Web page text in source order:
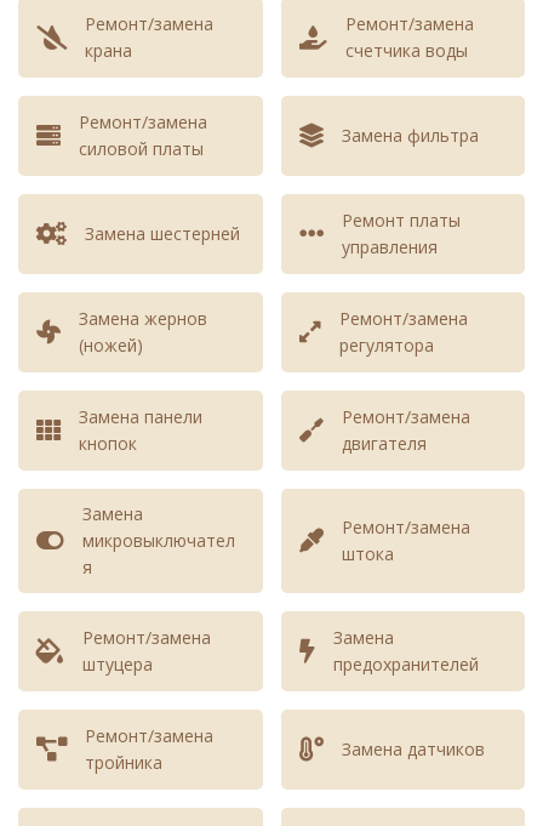
Ремонт/замена
крана
Ремонт/замена
счетчика воды
Ремонт/замена
силовой платы
Замена фильтра
Замена шестерней
Ремонт платы
управления
Замена жернов
(ножей)
Ремонт/замена
регулятора
Замена панели
кнопок
Ремонт/замена
двигателя
Замена
микровыключател
я
Ремонт/замена
штока
Ремонт/замена
штуцера
Замена
предохранителей
Ремонт/замена
тройника
Замена датчиков